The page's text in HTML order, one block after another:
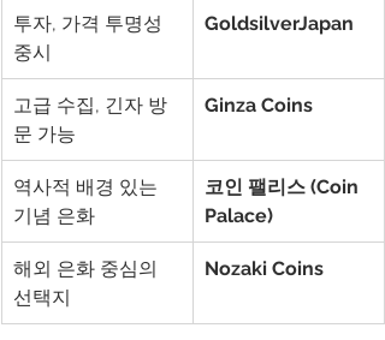
투자, 가격 투명성
중시
GoldsilverJapan
고급 수집, 긴자 방
문 가능
Ginza Coins
역사적 배경 있는
기념 은화
코인 팰리스 (Coin
Palace)
해외 은화 중심의
선택지
Nozaki Coins